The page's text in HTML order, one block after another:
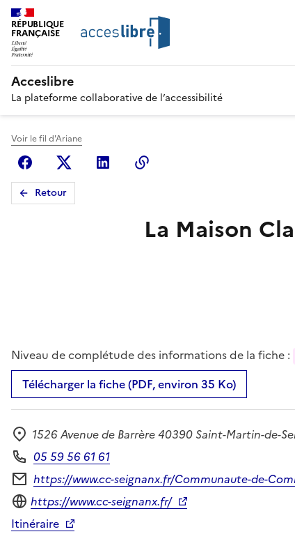
RÉPUBLIQUE
FRANÇAISE
Acceslibre
La plateforme collaborative de l’accessibilité
Voir le fil d'Ariane
FacebookX (anciennement Twitter)
Linkedin
Retour
La Maison
Niveau de complétude des informations de la fiche :
Télécharger la fiche (PDF, environ 35 Ko)
Adresse
1526 Avenue de Barrère 40390 Saint-Martin-de-
Téléphone
05 59 56 61 61
Formulaire de contact
https://www.cc-seignanx.fr/Communaute-de-
Site internet
https://www.cc-seignanx.fr/
Itinéraire